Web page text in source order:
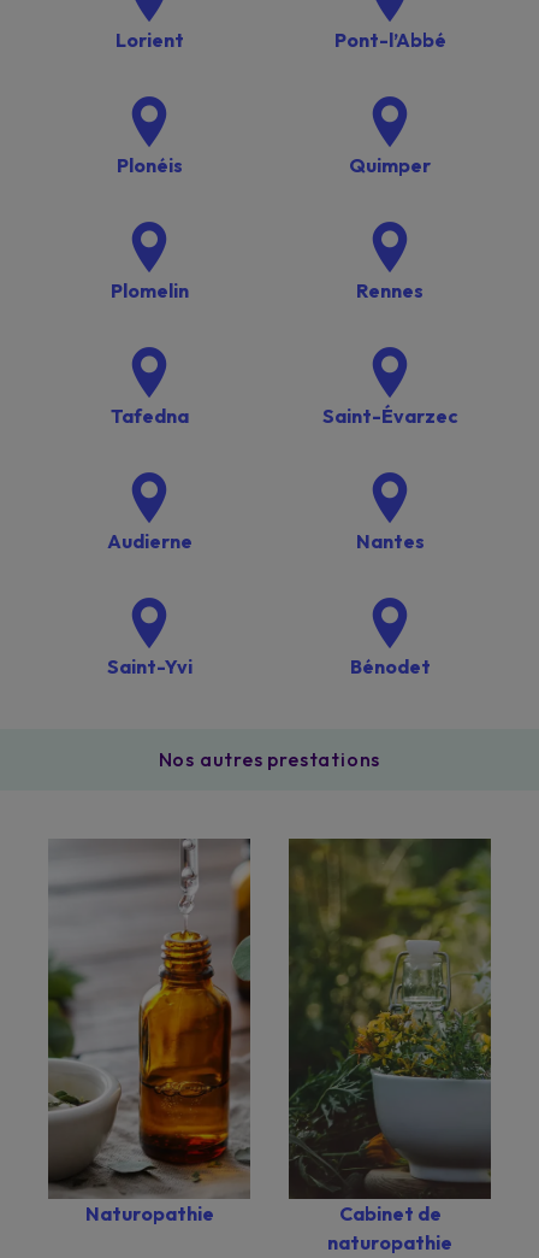
Lorient Pont-l’Abbé
Plonéis Quimper
Plomelin Rennes
Tafedna Saint-Évarzec
Audierne Nantes
Saint-Yvi Bénodet
Nos autres prestations
Naturopathie
Cabinet de
naturopathie